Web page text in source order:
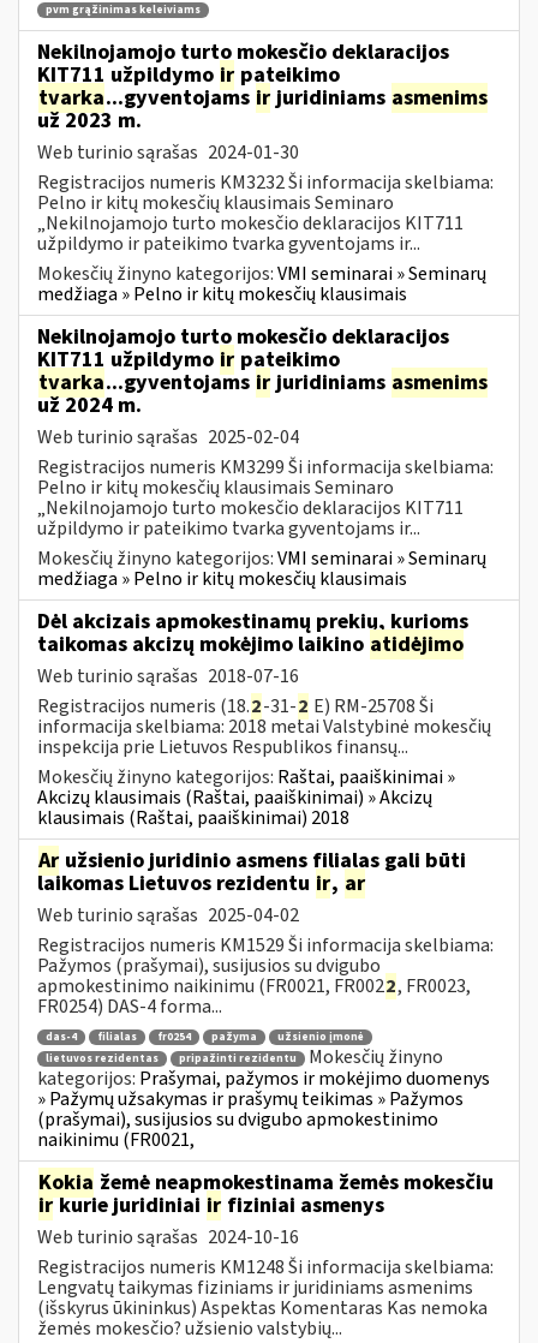
pvm grąžinimas keleiviams
Nekilnojamojo turto mokesčio deklaracijos
KIT711 užpildymo ir pateikimo
tvarka...gyventojams irjuridiniams asmenims
už 2023 m.
Web turinio sąrašas 2024-01-30
Registracijos numeris KM3232 Ši informacija skelbiama:
Pelno ir kitų mokesčių klausimais Seminaro
„Nekilnojamojo turto mokesčio deklaracijos KIT711
užpildymo ir pateikimo tvarka gyventojams ir...
Mokesčių žinyno kategorijos:VMI seminarai » Seminarų
medžiaga » Pelno ir kitų mokesčių klausimais
Nekilnojamojo turto mokesčio deklaracijos
KIT711 užpildymo ir pateikimo
tvarka...gyventojams irjuridiniams asmenims
už 2024 m.
Web turinio sąrašas 2025-02-04
Registracijos numeris KM3299 Ši informacija skelbiama:
Pelno ir kitų mokesčių klausimais Seminaro
„Nekilnojamojo turto mokesčio deklaracijos KIT711
užpildymo ir pateikimo tvarka gyventojams ir...
Mokesčių žinyno kategorijos:VMI seminarai » Seminarų
medžiaga » Pelno ir kitų mokesčių klausimais
Dėl akcizais apmokestinamų prekių, kurioms
taikomas akcizų mokėjimo laikino atidėjimo
Web turinio sąrašas 2018-07-16
Registracijos numeris (18.2-31-2 E) RM-25708 Ši
informacija skelbiama: 2018 metai Valstybinė mokesčių
inspekcija prie Lietuvos Respublikos finansų...
Mokesčių žinyno kategorijos: Raštai, paaiškinimai »
Akcizų klausimais (Raštai, paaiškinimai) » Akcizų
klausimais (Raštai, paaiškinimai) 2018
Ar užsienio juridinio asmens filialas gali būti
laikomas Lietuvos rezidentu ir, ar
Web turinio sąrašas 2025-04-02
Registracijos numeris KM1529 Ši informacija skelbiama:
Pažymos (prašymai), susijusios su dvigubo
apmokestinimo naikinimu (FR0021, FR0022, FR0023,
FR0254) DAS-4 forma...
das-4 filialas fr0254 pažyma
užsienio įmonė
lietuvos rezidentas
pripažinti rezidentu
Mokesčių žinyno
kategorijos: Prašymai, pažymos ir mokėjimo duomenys
» Pažymų užsakymas ir prašymų teikimas » Pažymos
(prašymai), susijusios su dvigubo apmokestinimo
naikinimu (FR0021,
Kokia žemė neapmokestinama žemės mokesčiu
irkurie juridiniai ir fiziniai asmenys
Web turinio sąrašas 2024-10-16
Registracijos numeris KM1248 Ši informacija skelbiama:
Lengvatų taikymas fiziniams ir juridiniams asmenims
(išskyrus ūkininkus) Aspektas Komentaras Kas nemoka
žemės mokesčio? užsienio valstybių...